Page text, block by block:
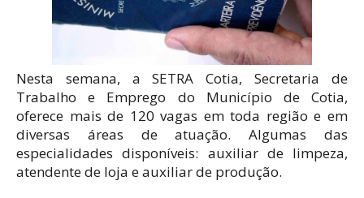
Nesta semana, a SETRA Cotia, Secretaria de
Trabalho e Emprego do Município de Cotia,
oferece mais de 120 vagas em toda região e em
diversas áreas de atuação. Algumas das
especialidades disponíveis: auxiliar de limpeza,
atendente de loja e auxiliar de produção.